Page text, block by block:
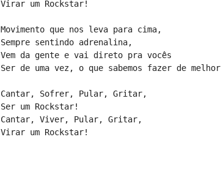
Virar um Rockstar!
Movimento que nos leva para cima,
Sempre sentindo adrenalina,
Vem da gente e vai direto pra vocês
Ser de uma vez, o que sabemos fazer de
Cantar, Sofrer, Pular, Gritar,
Ser um Rockstar!
Cantar, Viver, Pular, Gritar,
Virar um Rockstar!